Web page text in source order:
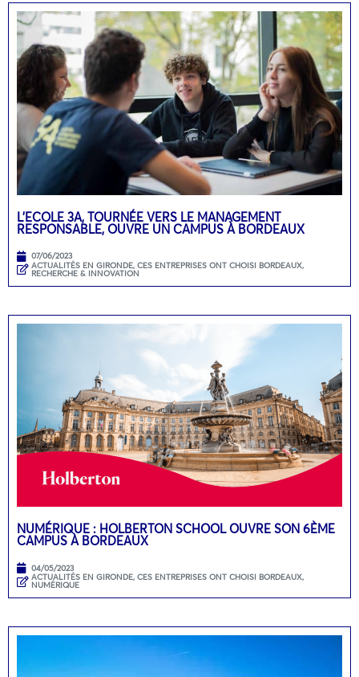
L’ECOLE 3A, TOURNÉE VERS LE MANAGEMENT
RESPONSABLE, OUVRE UN CAMPUS À BORDEAUX
07/06/2023
ACTUALITÉS EN GIRONDE, CES ENTREPRISES ONT CHOISI BORDEAUX,
RECHERCHE & INNOVATION
NUMÉRIQUE : HOLBERTON SCHOOL OUVRE SON 6ÈME
CAMPUS À BORDEAUX
04/05/2023
ACTUALITÉS EN GIRONDE, CES ENTREPRISES ONT CHOISI BORDEAUX,
NUMÉRIQUE